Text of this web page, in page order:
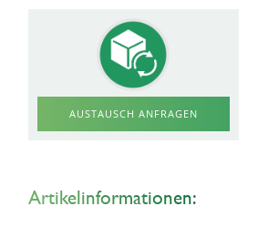
AUSTAUSCH ANFRAGEN
Artikelinformationen: